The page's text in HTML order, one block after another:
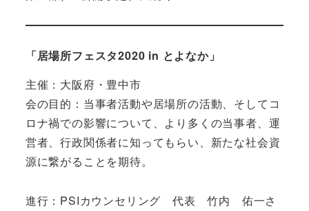
「居場所フェスタ2020 in とよなか」
主催：大阪府・豊中市
会の目的：当事者活動や居場所の活動、そしてコ
ロナ禍での影響について、より多くの当事者、運
営者、行政関係者に知ってもらい、新たな社会資
源に繋がることを期待。
進行：PSIカウンセリング 代表 竹内 佑一さ